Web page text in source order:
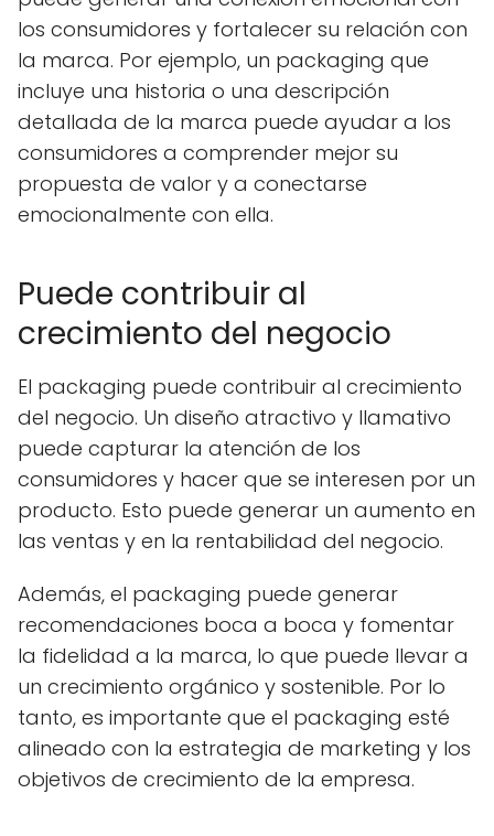
los consumidores y fortalecer su relación con
la marca. Por ejemplo, un packaging que
incluye una historia o una descripción
detallada de la marca puede ayudar a los
consumidores a comprender mejor su
propuesta de valor y a conectarse
emocionalmente con ella.
Puede contribuir al
crecimiento del negocio
El packaging puede contribuir al crecimiento
del negocio. Un diseño atractivo y llamativo
puede capturar la atención de los
consumidores y hacer que se interesen por un
producto. Esto puede generar un aumento en
las ventas y en la rentabilidad del negocio.
Además, el packaging puede generar
recomendaciones boca a boca y fomentar
la fidelidad a la marca, lo que puede llevar a
un crecimiento orgánico y sostenible. Por lo
tanto, es importante que el packaging esté
alineado con la estrategia de marketing y los
objetivos de crecimiento de la empresa.